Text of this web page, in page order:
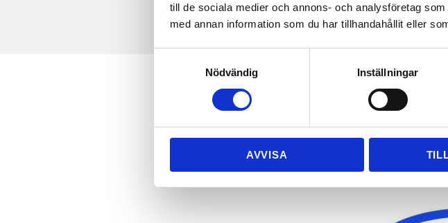
till de sociala medier och annons- och analysföretag
med annan information som du har tillhandahållit eller
Nödvändig
Inställningar
AVVISA
Bacterial culture for
Phone:
E-
Opening